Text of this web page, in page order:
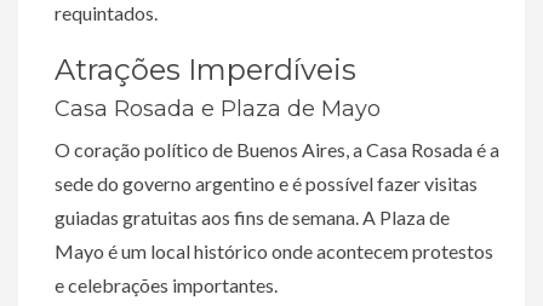
requintados.
Atrações Imperdíveis
Casa Rosada e Plaza de Mayo
O coração político de Buenos Aires, a Casa Rosada é a
sede do governo argentino e é possível fazer visitas
guiadas gratuitas aos fins de semana. A Plaza de
Mayo é um local histórico onde acontecem protestos
e celebrações importantes.